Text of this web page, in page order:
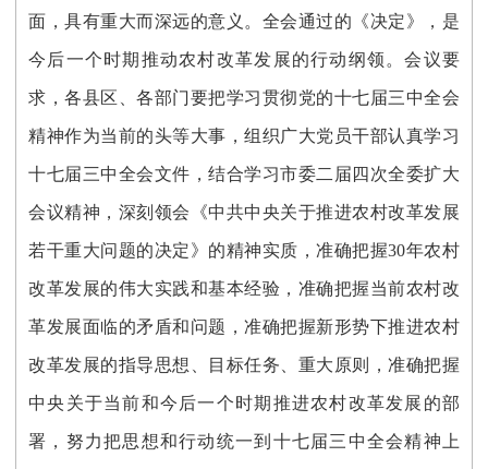
面，具有重大而深远的意义。全会通过的《决定》，是
今后一个时期推动农村改革发展的行动纲领。会议要
求，各县区、各部门要把学习贯彻党的十七届三中全会
精神作为当前的头等大事，组织广大党员干部认真学习
十七届三中全会文件，结合学习市委二届四次全委扩大
会议精神，深刻领会《中共中央关于推进农村改革发展
若干重大问题的决定》的精神实质，准确把握30年农村
改革发展的伟大实践和基本经验，准确把握当前农村改
革发展面临的矛盾和问题，准确把握新形势下推进农村
改革发展的指导思想、目标任务、重大原则，准确把握
中央关于当前和今后一个时期推进农村改革发展的部
署，努力把思想和行动统一到十七届三中全会精神上